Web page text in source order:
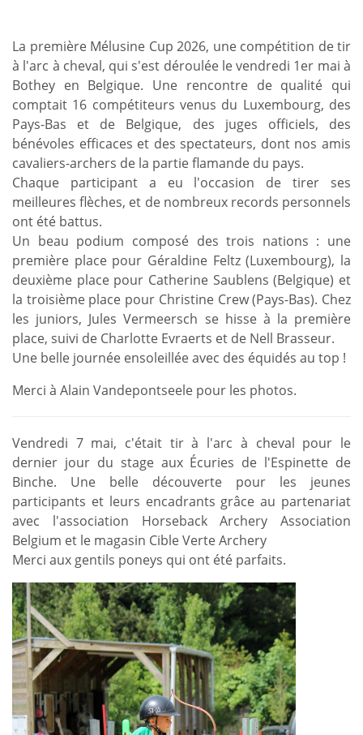
La première Mélusine Cup 2026, une compétition de tir
à l'arc à cheval, qui s'est déroulée le vendredi 1er mai à
Bothey en Belgique. Une rencontre de qualité qui
comptait 16 compétiteurs venus du Luxembourg, des
Pays-Bas et de Belgique, des juges officiels, des
bénévoles efficaces et des spectateurs, dont nos amis
cavaliers-archers de la partie flamande du pays.
​Chaque participant a eu l'occasion de tirer ses
meilleures flèches, et de nombreux records personnels
ont été battus.
​Un beau podium composé des trois nations : une
première place pour Géraldine Feltz (Luxembourg), la
deuxième place pour Catherine Saublens (Belgique) et
la troisième place pour Christine Crew (Pays-Bas). Chez
les juniors, Jules Vermeersch se hisse à la première
place, suivi de Charlotte Evraerts et de Nell Brasseur.
​Une belle journée ensoleillée avec des équidés au top !
Merci à Alain Vandepontseele pour les photos.
Vendredi 7 mai, c'était tir à l'arc à cheval pour le
dernier jour du stage aux Écuries de l'Espinette de
Binche. Une belle découverte pour les jeunes
participants et leurs encadrants grâce au partenariat
avec l'association Horseback Archery Association
Belgium et le magasin Cible Verte Archery
Merci aux gentils poneys qui ont été parfaits.